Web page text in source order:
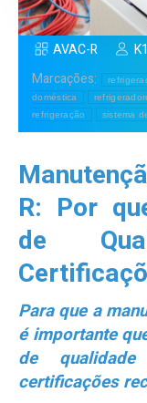
AVAC-R
Marcações:
doméstica
refrigeração
sistema
R: Por
de
Para que a
é importante
de
certificações